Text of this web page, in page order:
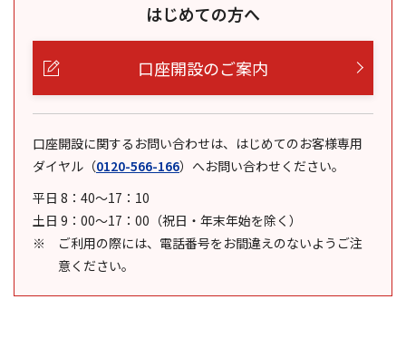
はじめての方へ
口座開設のご案内
口座開設に関するお問い合わせは、はじめてのお客様専用
ダイヤル （0120-566-166） へお問い合わせください。
平日 8：40～17：10
土日 9：00～17：00（祝日・年末年始を除く）
ご利用の際には、電話番号をお間違えのないようご注
意ください。